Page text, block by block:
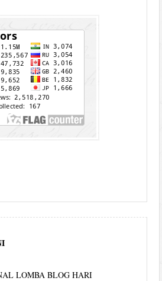
LOMBA BLOG HARI